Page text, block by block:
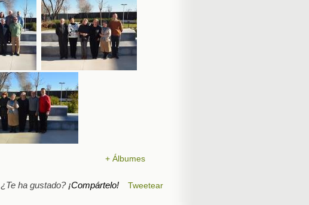
+ Álbumes
¿Te ha gustado? ¡Compártelo! Tweetear